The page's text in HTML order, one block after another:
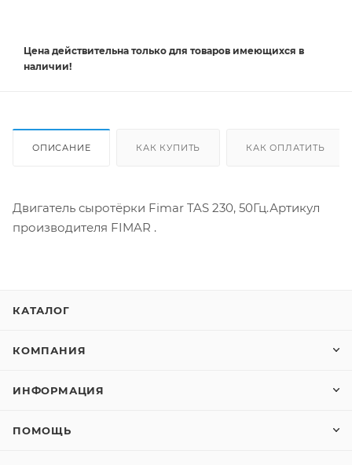
Цена действительна только для товаров имеющихся в
наличии!
ОПИСАНИЕ КАК КУПИТЬ КАК ОПЛАТИТЬ
Двигатель сыротёрки Fimar TAS 230, 50Гц.Артикул
производителя FIMAR .
КАТАЛОГ
КОМПАНИЯ
ИНФОРМАЦИЯ
ПОМОЩЬ